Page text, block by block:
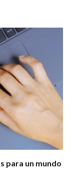
para un mundo